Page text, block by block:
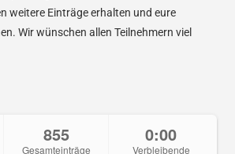
weitere Einträge erhalten und eure
Wir wünschen allen Teilnehmern viel